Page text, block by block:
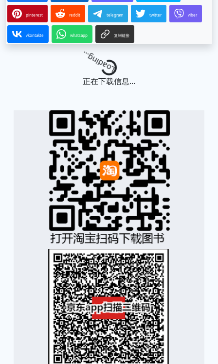
pinterest reddit telegram twitter viber
vkontakte whatsapp 复制链接
Loading...
正在下载信息...